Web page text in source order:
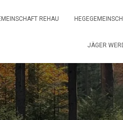
REHAU
JÄGER